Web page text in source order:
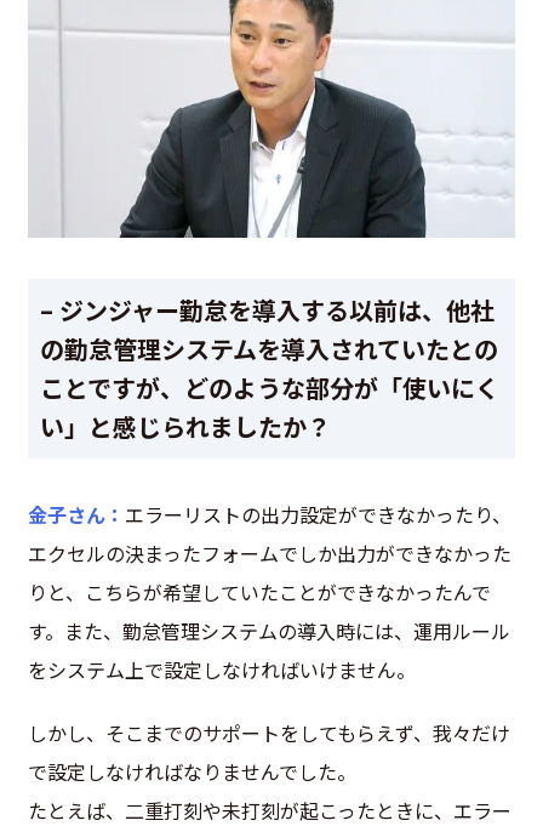
– ジンジャー勤怠を導入する以前は、他社
の勤怠管理システムを導入されていたとの
ことですが、どのような部分が「使いにく
い」と感じられましたか？
金子さん： エラーリストの出力設定ができなかったり、
エクセルの決まったフォームでしか出力ができなかった
りと、こちらが希望していたことができなかったんで
す。また、勤怠管理システムの導入時には、運用ルール
をシステム上で設定しなければいけません。
しかし、そこまでのサポートをしてもらえず、我々だけ
で設定しなければなりませんでした。
たとえば、二重打刻や未打刻が起こったときに、エラー